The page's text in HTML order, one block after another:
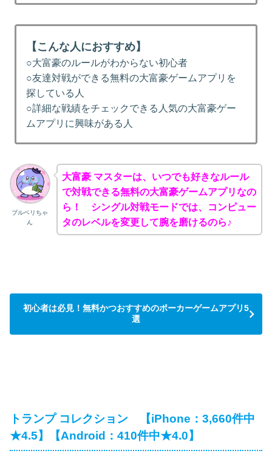
【こんな人におすすめ】
○大富豪のルールがわからない初心者
○友達対戦ができる無料の大富豪ゲームアプリを
探している人
○詳細な戦績をチェックできる人気の大富豪ゲー
ムアプリに興味がある人
ブルベリちゃ
ん
大富豪 マスターは、いつでも好きなルール
で対戦できる無料の大富豪ゲームアプリなの
ら！ シングル対戦モードでは、コンピュー
タのレベルを変更して腕を磨けるのら♪
初心者は必見！無料かつおすすめのポーカーゲームアプリ5
選
トランプ コレクション 【iPhone：3,660件中
★4.5】【Android：410件中★4.0】